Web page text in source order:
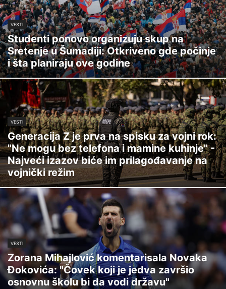
VESTI
Studenti ponovo organizuju skup na
Sretenje u Šumadiji: Otkriveno gde počinje
i šta planiraju ove godine
VESTI
Generacija Z je prva na spisku za vojni rok:
"Ne mogu bez telefona i mamine kuhinje" -
Najveći izazov biće im prilagođavanje na
vojnički režim
VESTI
Zorana Mihajlović komentarisala Novaka
Đokovića: "Čovek koji je jedva završio
osnovnu školu bi da vodi državu"